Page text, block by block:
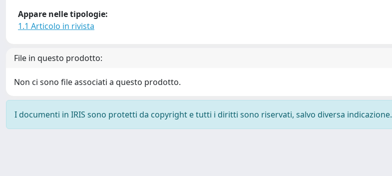
Appare nelle tipologie:
1.1 Articolo in rivista
File in questo prodotto:
Non ci sono file associati a questo prodotto.
I documenti in IRIS sono protetti da copyright e tutti i diritti sono riservati, salvo diversa indicazione.